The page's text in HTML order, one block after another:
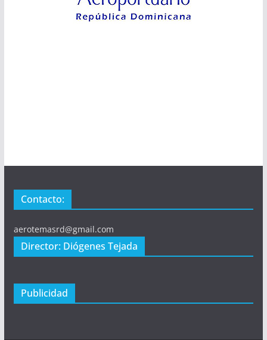
Contacto:
aerotemasrd@gmail.com
Director: Diógenes Tejada
Publicidad